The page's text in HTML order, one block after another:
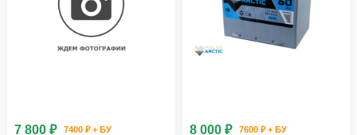
7 800 ₽
7400 ₽ + БУ
8 000 ₽
7600 ₽ + БУ